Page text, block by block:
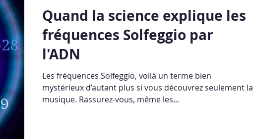
Quand la science explique les
fréquences Solfeggio par
l'ADN
Les fréquences Solfeggio, voilà un terme bien
mystérieux d’autant plus si vous découvrez seulement la
musique. Rassurez-vous, même les...